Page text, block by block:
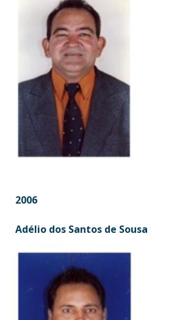
2006
Adélio dos Santos de Sousa